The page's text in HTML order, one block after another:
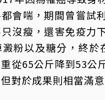
會喘，期間曾嘗試
沒瘦，還害免疫力
粉以及糖分，終於
從65公斤降到53公
對於成果則相當滿意